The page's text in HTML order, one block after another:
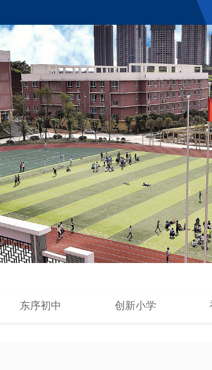
东序初中 创新小学